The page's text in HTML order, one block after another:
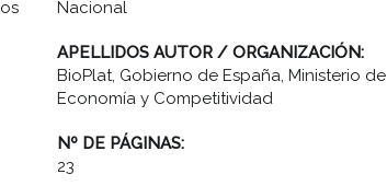
Nacional
APELLIDOS AUTOR / ORGANIZACIÓN:
BioPlat, Gobierno de España, Ministerio de
Economía y Competitividad
Nº DE PÁGINAS:
23